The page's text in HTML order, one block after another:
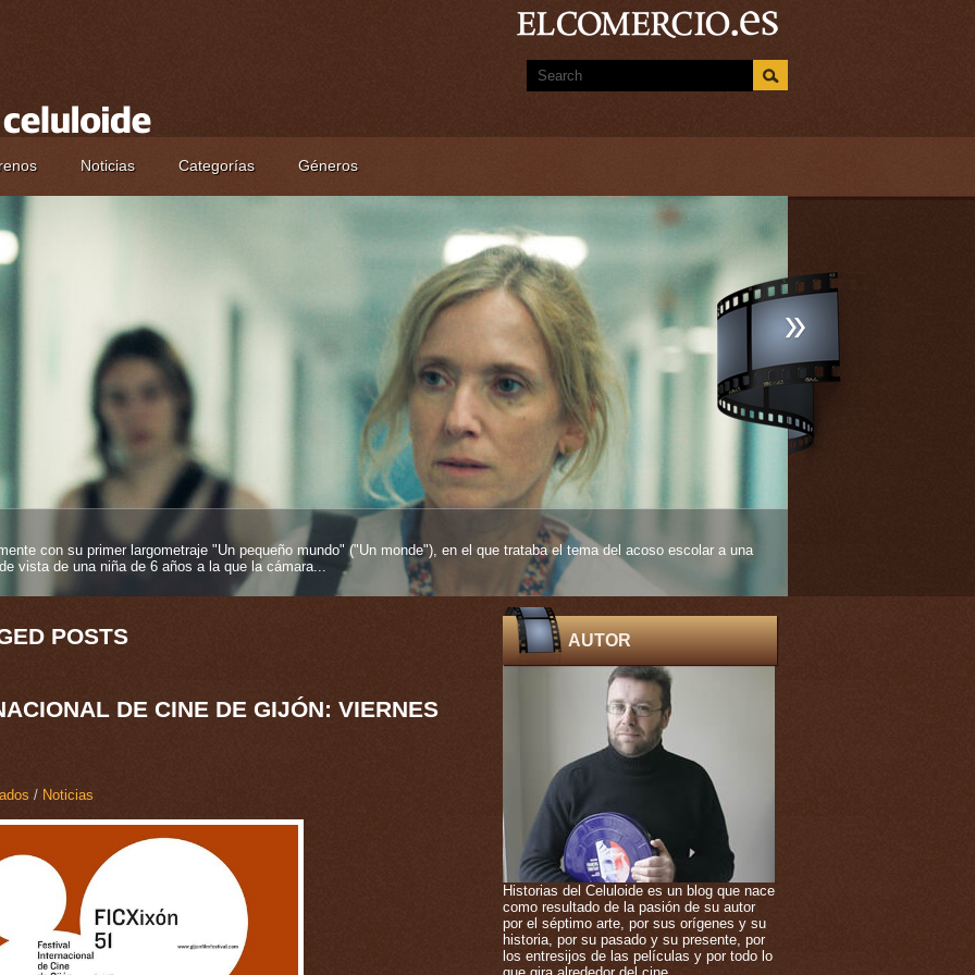
Noticias Categorías Géneros
con su primer largometraje "Un pequeño mundo" ("Un monde"), en el que trataba el tema del acoso escolar a una
vista de una niña de 6 años a la que la cámara...
más fuertes que se pueden tener en esta vida y más si proviene desde edad muy temprana. De ello nos habla
inmortelles", 2025), su segundo largometraje como...
AUTOR
Historias del Celuloide es un blog que nace
como resultado de la pasión de su autor
por el séptimo arte, por sus orígenes y su
historia, por su pasado y su presente, por
los entresijos de las películas y por todo lo
POSTS
DE CINE DE GIJÓN: VIERNES
/ Noticias